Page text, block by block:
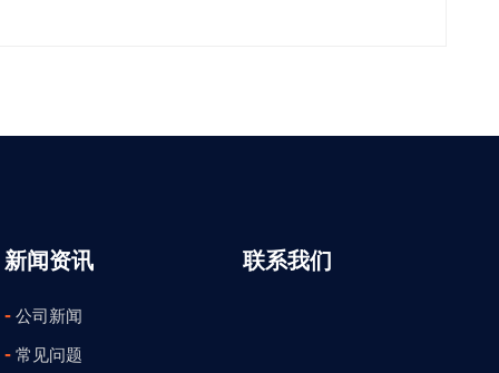
新闻资讯
- 公司新闻
- 常见问题
联系我们